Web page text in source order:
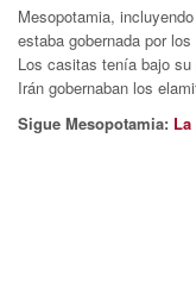
Mesopotamia,
estaba gobernada por
Los casitas tenía bajo
Irán gobernaban los
Sigue Mesopotamia: